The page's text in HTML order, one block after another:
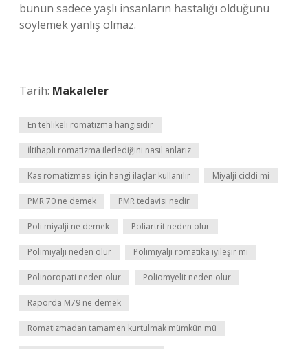
bunun sadece yaşlı insanların hastalığı olduğunu
söylemek yanlış olmaz.
Tarih: Makaleler
En tehlikeli romatizma hangisidir
İltihaplı romatizma ilerlediğini nasıl anlarız
Kas romatizması için hangi ilaçlar kullanılır Miyalji ciddi mi
PMR 70 ne demek PMR tedavisi nedir
Poli miyalji ne demek Poliartrit neden olur
Polimiyalji neden olur Polimiyalji romatika iyileşir mi
Polinoropati neden olur Poliomyelit neden olur
Raporda M79 ne demek
Romatizmadan tamamen kurtulmak mümkün mü